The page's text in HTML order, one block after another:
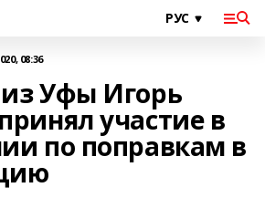
08:36
Уфы Игорь
участие в
по поправкам в